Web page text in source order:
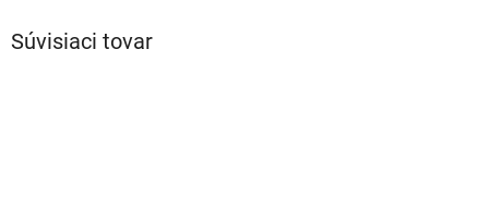
Súvisiaci tovar